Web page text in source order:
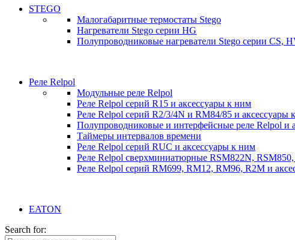
STEGO
Малогабаритные термостаты Stego
Нагреватели Stego серии HG
Полупроводниковые нагреватели Stego серии CS,
Реле Relpol
Модульные реле Relpol
Реле Relpol серий R15 и аксессуары к ним
Реле Relpol серий R2/3/4N и RM84/85 и аксессуары
Полупроводниковые и интерфейсные реле Relpol и
Таймеры интервалов времени
Реле Relpol серий RUC и аксессуары к ним
Реле Relpol сверхминиатюрные RSM822N,
Реле Relpol серий RM699, RM12, RM96, R2M и
EATON
Search for: